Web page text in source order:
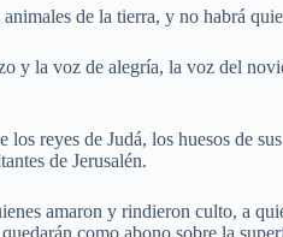
de la tierra, y no habrá
y la voz de alegría, la voz del
reyes de Judá, los huesos de
de Jerusalén.
amaron y rindieron culto, a